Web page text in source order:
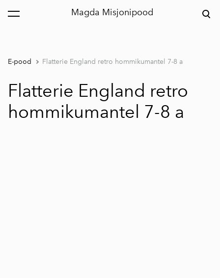
Magda Misjonipood
lisati ostukorvi. Vaata ostukorvi
E-pood Flatterie England retro hommikumantel 7-8 a
Flatterie England retro
hommikumantel 7-8 a